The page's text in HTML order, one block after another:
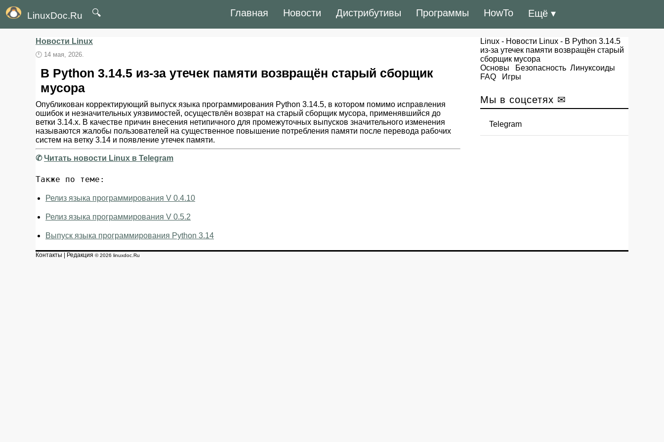
LinuxDoc.Ru 🔍 Главная Новости Дистрибутивы Программы HowTo Ещё ▾
Новости Linux
🕛 14 мая, 2026.
В Python 3.14.5 из-за утечек памяти возвращён старый сборщик
мусора
Опубликован корректирующий выпуск языка программирования Python 3.14.5, в котором помимо исправления
ошибок и незначительных уязвимостей, осуществлён возврат на старый сборщик мусора, применявшийся до
ветки 3.14.x. В качестве причин внесения нетипичного для промежуточных выпусков значительного изменения
называются жалобы пользователей на существенное повышение потребления памяти после перевода рабочих
систем на ветку 3.14 и появление утечек памяти.
✆Читать новости Linux в Telegram
Также по теме:
Релиз языка программирования V 0.4.10
Релиз языка программирования V 0.5.2
Выпуск языка программирования Python 3.14
Linux - Новости Linux - В Python 3.14.5
из-за утечек памяти возвращён старый
сборщик мусора
Основы
Безопасность Линуксоиды
FAQ
Игры
Мы в соцсетях ✉
Telegram
Контакты Редакция © 2026 linuxdoc.Ru